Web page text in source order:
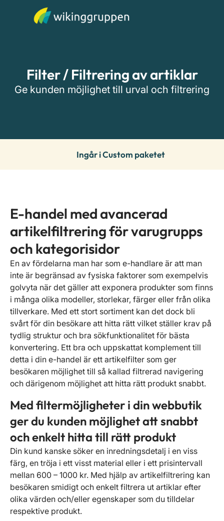
Filter / Filtrering av artiklar
Ge kunden möjlighet till urval och filtrering
Ingår i Custom paketet
E-handel med avancerad
artikelfiltrering för varugrupps
och kategorisidor
En av fördelarna man har som e-handlare är att man
inte är begränsad av fysiska faktorer som exempelvis
golvyta när det gäller att exponera produkter som finns
i många olika modeller, storlekar, färger eller från olika
tillverkare. Med ett stort sortiment kan det dock bli
svårt för din besökare att hitta rätt vilket ställer krav på
tydlig struktur och bra sökfunktionalitet för bästa
konvertering. Ett bra och uppskattat komplement till
detta i din e-handel är ett artikelfilter som ger
besökaren möjlighet till så kallad filtrerad navigering
och därigenom möjlighet att hitta rätt produkt snabbt.
Med filtermöjligheter i din webbutik
ger du kunden möjlighet att snabbt
och enkelt hitta till rätt produkt
Din kund kanske söker en inredningsdetalj i en viss
färg, en tröja i ett visst material eller i ett prisintervall
mellan 600 – 1000 kr. Med hjälp av artikelfiltrering kan
besökaren smidigt och enkelt filtrera ut artiklar efter
olika värden och/eller egenskaper som du tilldelar
respektive produkt.